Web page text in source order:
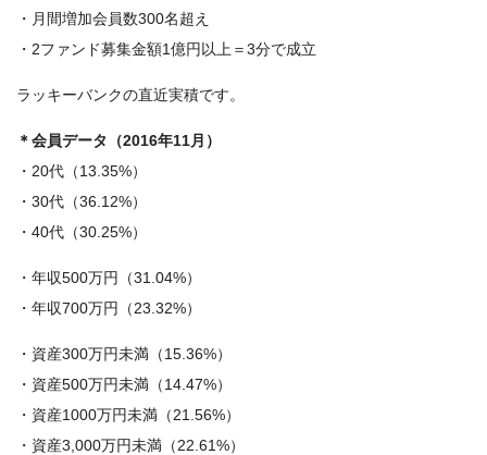
・月間増加会員数300名超え
・2ファンド募集金額1億円以上＝3分で成立
ラッキーバンクの直近実積です。
＊会員データ（2016年11月）
・20代（13.35%）
・30代（36.12%）
・40代（30.25%）
・年収500万円（31.04%）
・年収700万円（23.32%）
・資産300万円未満（15.36%）
・資産500万円未満（14.47%）
・資産1000万円未満（21.56%）
・資産3,000万円未満（22.61%）